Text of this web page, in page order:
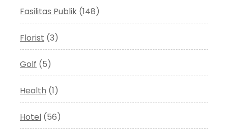
Fasilitas Publik (148)
Florist (3)
Golf (5)
Health (1)
Hotel (56)